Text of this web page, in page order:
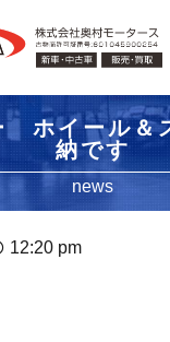
イール＆
納です
news
12:20 pm